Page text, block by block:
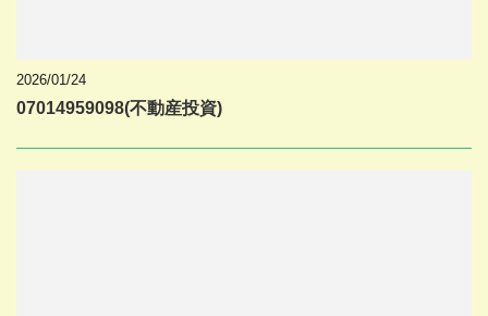
2026/01/24
07014959098(不動産投資)